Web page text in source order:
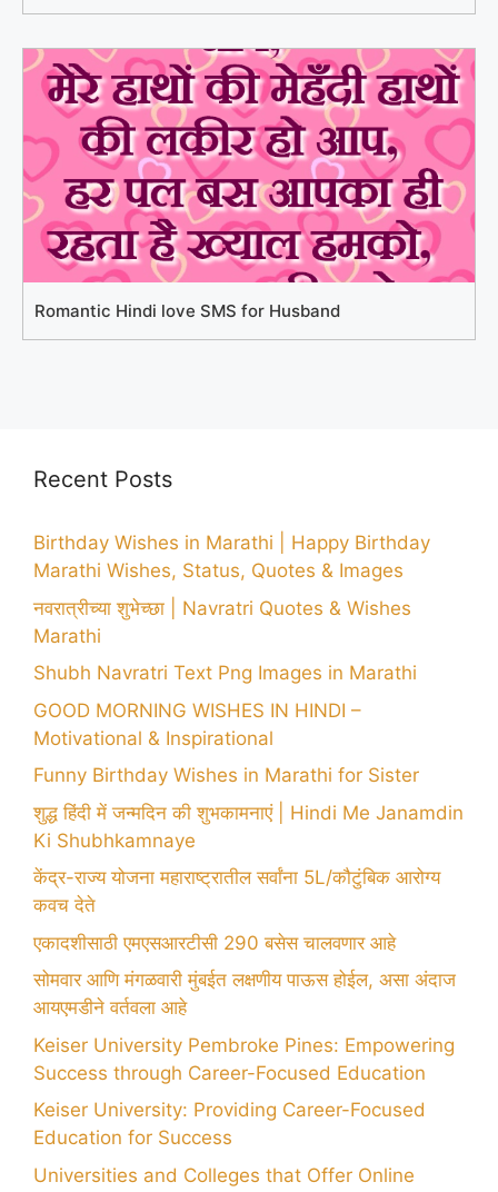
Romantic Hindi love SMS for Husband
Recent Posts
Birthday Wishes in Marathi | Happy Birthday
Marathi Wishes, Status, Quotes & Images
नवरात्रीच्या शुभेच्छा | Navratri Quotes & Wishes
Marathi
Shubh Navratri Text Png Images in Marathi
GOOD MORNING WISHES IN HINDI –
Motivational & Inspirational
Funny Birthday Wishes in Marathi for Sister
शुद्ध हिंदी में जन्मदिन की शुभकामनाएं | Hindi Me Janamdin
Ki Shubhkamnaye
केंद्र-राज्य योजना महाराष्ट्रातील सर्वांना 5L/कौटुंबिक आरोग्य
कवच देते
एकादशीसाठी एमएसआरटीसी 290 बसेस चालवणार आहे
सोमवार आणि मंगळवारी मुंबईत लक्षणीय पाऊस होईल, असा अंदाज
आयएमडीने वर्तवला आहे
Keiser University Pembroke Pines: Empowering
Success through Career-Focused Education
Keiser University: Providing Career-Focused
Education for Success
Universities and Colleges that Offer Online